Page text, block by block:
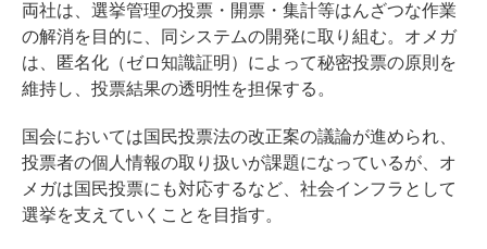
両社は、選挙管理の投票・開票・集計等はんざつな作業
の解消を目的に、同システムの開発に取り組む。オメガ
は、匿名化（ゼロ知識証明）によって秘密投票の原則を
維持し、投票結果の透明性を担保する。
国会においては国民投票法の改正案の議論が進められ、
投票者の個人情報の取り扱いが課題になっているが、オ
メガは国民投票にも対応するなど、社会インフラとして
選挙を支えていくことを目指す。